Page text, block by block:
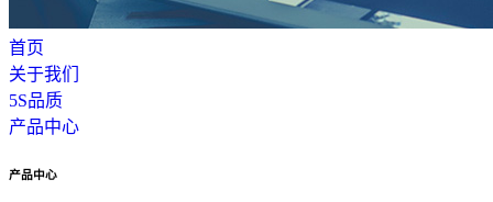
首页
关于我们
5S品质
产品中心
产品中心